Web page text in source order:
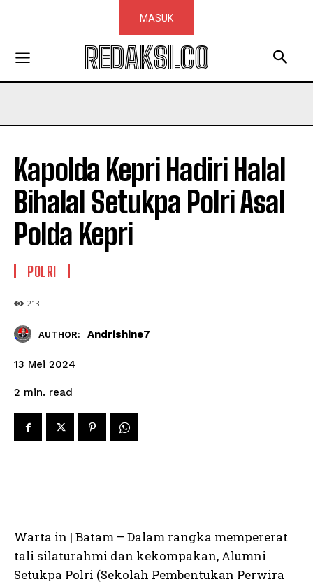
MASUK
REDAKSI.CO
Kapolda Kepri Hadiri Halal
Bihalal Setukpa Polri Asal
Polda Kepri
POLRI
213
AUTHOR: Andrishine7
13 Mei 2024
2 min. read
Warta in | Batam – Dalam rangka mempererat
tali silaturahmi dan kekompakan, Alumni
Setukpa Polri (Sekolah Pembentukan Perwira